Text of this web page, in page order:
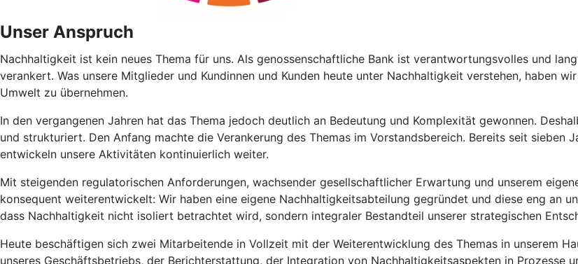
Unser Anspruch
Nachhaltigkeit ist kein neues Thema für uns. Als genossenschaftliche Bank ist verantwortungsvolles und
verankert. Was unsere Mitglieder und Kundinnen und Kunden heute unter Nachhaltigkeit verstehen, haben
Umwelt zu übernehmen.
In den vergangenen Jahren hat das Thema jedoch deutlich an Bedeutung und Komplexität gewonnen.
und strukturiert. Den Anfang machte die Verankerung des Themas im Vorstandsbereich. Bereits seit
entwickeln unsere Aktivitäten kontinuierlich weiter.
Mit steigenden regulatorischen Anforderungen, wachsender gesellschaftlicher Erwartung und unserem
konsequent weiterentwickelt: Wir haben eine eigene Nachhaltigkeitsabteilung gegründet und diese eng an
dass Nachhaltigkeit nicht isoliert betrachtet wird, sondern integraler Bestandteil unserer strategischen
Heute beschäftigen sich zwei Mitarbeitende in Vollzeit mit der Weiterentwicklung des Themas in unserem
unseres Geschäftsbetriebs, der Berichterstattung, der Integration von Nachhaltigkeitsaspekten in Prozesse